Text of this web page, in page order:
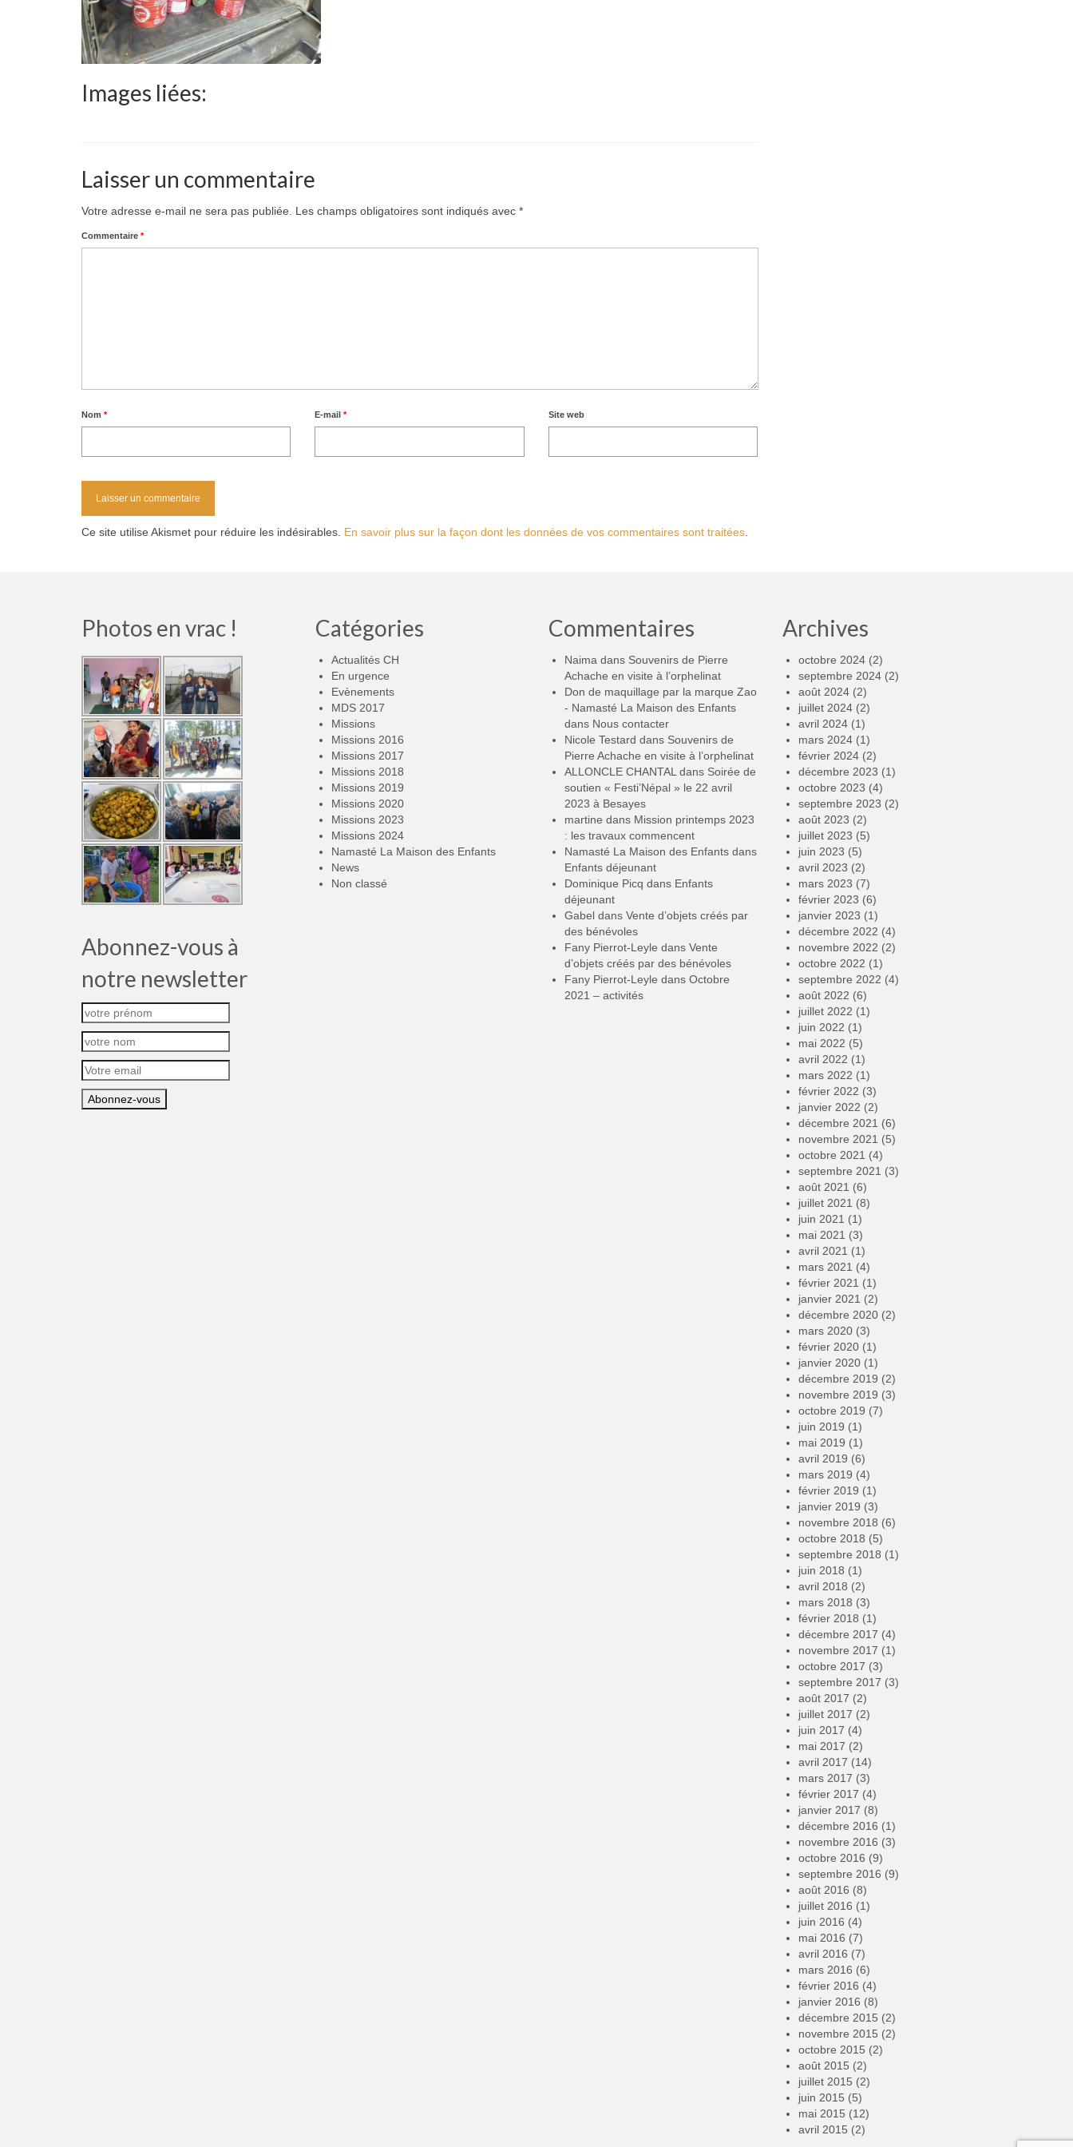
Images liées:
Laisser un commentaire
Votre adresse e-mail ne sera pas publiée. Les champs obligatoires sont indiqués avec *
Commentaire *
Nom * E-mail* Site web
Ce site utilise Akismet pour réduire les indésirables. En savoir plus sur la façon dont les données de vos commentaires sont traitées
Photos en vrac !
Abonnez-vous à
notre newsletter
Catégories
Actualités CH
En urgence
Evènements
MDS 2017
Missions
Missions 2016
Missions 2017
Missions 2018
Missions 2019
Missions 2020
Missions 2023
Missions 2024
Namasté La Maison des Enfants
News
Non classé
Commentaires
Naima dans Souvenirs de Pierre
Achache en visite à l’orphelinat
Don de maquillage par la marque Zao
- Namasté La Maison des Enfants
dans Nous contacter
Nicole Testard dans Souvenirs de
Pierre Achache en visite à l’orphelinat
ALLONCLE CHANTAL dans Soirée de
soutien « Festi’Népal » le 22 avril
2023 à Besayes
martine dans Mission printemps 2023
: les travaux commencent
Namasté La Maison des Enfants dans
Enfants déjeunant
Dominique Picq dans Enfants
déjeunant
Gabel dans Vente d’objets créés par
des bénévoles
Fany Pierrot-Leyle dans Vente
d’objets créés par des bénévoles
Fany Pierrot-Leyle dans Octobre
2021 – activités
Archives
octobre 2024(2)
septembre 2024(2)
août 2024(2)
juillet 2024(2)
avril 2024(1)
mars 2024(1)
février 2024(2)
décembre 2023 (1)
octobre 2023 (4)
septembre 2023 (2)
août 2023 (2)
juillet 2023 (5)
juin 2023 (5)
avril 2023 (2)
mars 2023 (7)
février 2023 (6)
janvier 2023 (1)
décembre 2022 (4)
novembre 2022 (2)
octobre 2022 (1)
septembre 2022 (4)
août 2022 (6)
juillet 2022 (1)
juin 2022 (1)
mai 2022 (5)
avril 2022 (1)
mars 2022 (1)
février 2022 (3)
janvier 2022 (2)
décembre 2021 (6)
novembre 2021 (5)
octobre 2021 (4)
septembre 2021 (3)
août 2021 (6)
juillet 2021 (8)
juin 2021 (1)
mai 2021 (3)
avril 2021 (1)
mars 2021 (4)
février 2021 (1)
janvier 2021 (2)
décembre 2020(2)
mars 2020(3)
février 2020(1)
janvier 2020(1)
décembre 2019 (2)
novembre 2019 (3)
octobre 2019 (7)
juin 2019 (1)
mai 2019 (1)
avril 2019 (6)
mars 2019 (4)
février 2019 (1)
janvier 2019 (3)
novembre 2018 (6)
octobre 2018 (5)
septembre 2018 (1)
juin 2018 (1)
avril 2018 (2)
mars 2018 (3)
février 2018 (1)
décembre 2017 (4)
novembre 2017 (1)
octobre 2017 (3)
septembre 2017 (3)
août 2017 (2)
juillet 2017 (2)
juin 2017 (4)
mai 2017 (2)
avril 2017 (14)
mars 2017 (3)
février 2017 (4)
janvier 2017 (8)
décembre 2016 (1)
novembre 2016 (3)
octobre 2016 (9)
septembre 2016 (9)
août 2016 (8)
juillet 2016 (1)
juin 2016 (4)
mai 2016 (7)
avril 2016 (7)
mars 2016 (6)
février 2016 (4)
janvier 2016 (8)
décembre 2015 (2)
novembre 2015 (2)
octobre 2015 (2)
août 2015 (2)
juillet 2015 (2)
juin 2015 (5)
mai 2015 (12)
avril 2015 (2)